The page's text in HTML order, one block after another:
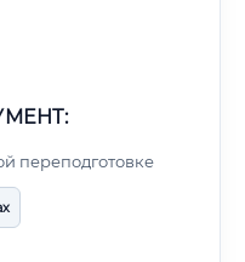
переподготовке